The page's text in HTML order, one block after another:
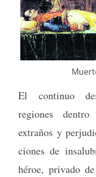
El con­tin­uo
regiones
extraños y
ciones de
héroe, pri­va­do